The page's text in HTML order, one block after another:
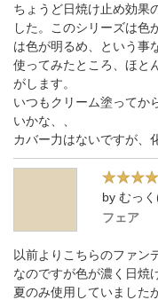
ちょうど日焼け止め効果
した。このシリーズは色
は色が明るめ、という事
使ってみたところ、ほと
がします。
いつもクリーム塗ってか
いかな、、
カバー力はないですが、
by むっ
フェア
以前よりこちらのファン
なのですが色が濃く日焼
夏のみ使用していました